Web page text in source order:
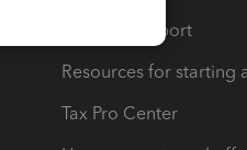
Learn & Support
Resources for starting
Tax Pro Center